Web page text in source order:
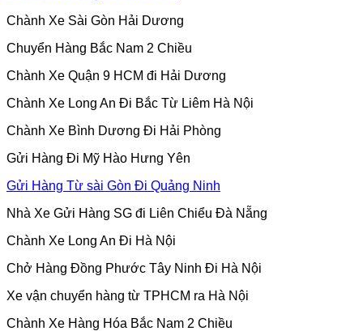
Chành Xe Sài Gòn Hải Dương
Chuyển Hàng Bắc Nam 2 Chiều
Chành Xe Quận 9 HCM đi Hải Dương
Chành Xe Long An Đi Bắc Từ Liêm Hà Nội
Chành Xe Bình Dương Đi Hải Phòng
Gửi Hàng Đi Mỹ Hào Hưng Yên
Gửi Hàng Từ sài Gòn Đi Quảng Ninh
Nhà Xe Gửi Hàng SG đi Liên Chiểu Đà Nẵng
Chành Xe Long An Đi Hà Nội
Chở Hàng Đồng Phước Tây Ninh Đi Hà Nội
Xe vận chuyển hàng từ TPHCM ra Hà Nội
Chành Xe Hàng Hóa Bắc Nam 2 Chiều